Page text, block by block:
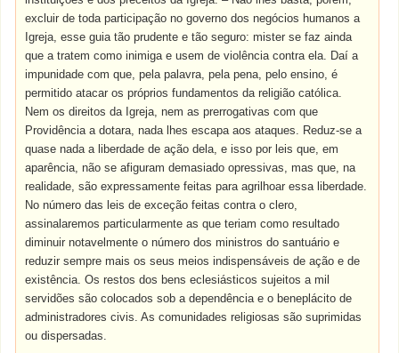
excluir de toda participação no governo dos negócios humanos a
Igreja, esse guia tão prudente e tão seguro: mister se faz ainda
que a tratem como inimiga e usem de violência contra ela. Daí a
impunidade com que, pela palavra, pela pena, pelo ensino, é
permitido atacar os próprios fundamentos da religião católica.
Nem os direitos da Igreja, nem as prerrogativas com que
Providência a dotara, nada lhes escapa aos ataques. Reduz-se a
quase nada a liberdade de ação dela, e isso por leis que, em
aparência, não se afiguram demasiado opressivas, mas que, na
realidade, são expressamente feitas para agrilhoar essa liberdade.
No número das leis de exceção feitas contra o clero,
assinalaremos particularmente as que teriam como resultado
diminuir notavelmente o número dos ministros do santuário e
reduzir sempre mais os seus meios indispensáveis de ação e de
existência. Os restos dos bens eclesiásticos sujeitos a mil
servidões são colocados sob a dependência e o beneplácito de
administradores civis. As comunidades religiosas são suprimidas
ou dispersadas.